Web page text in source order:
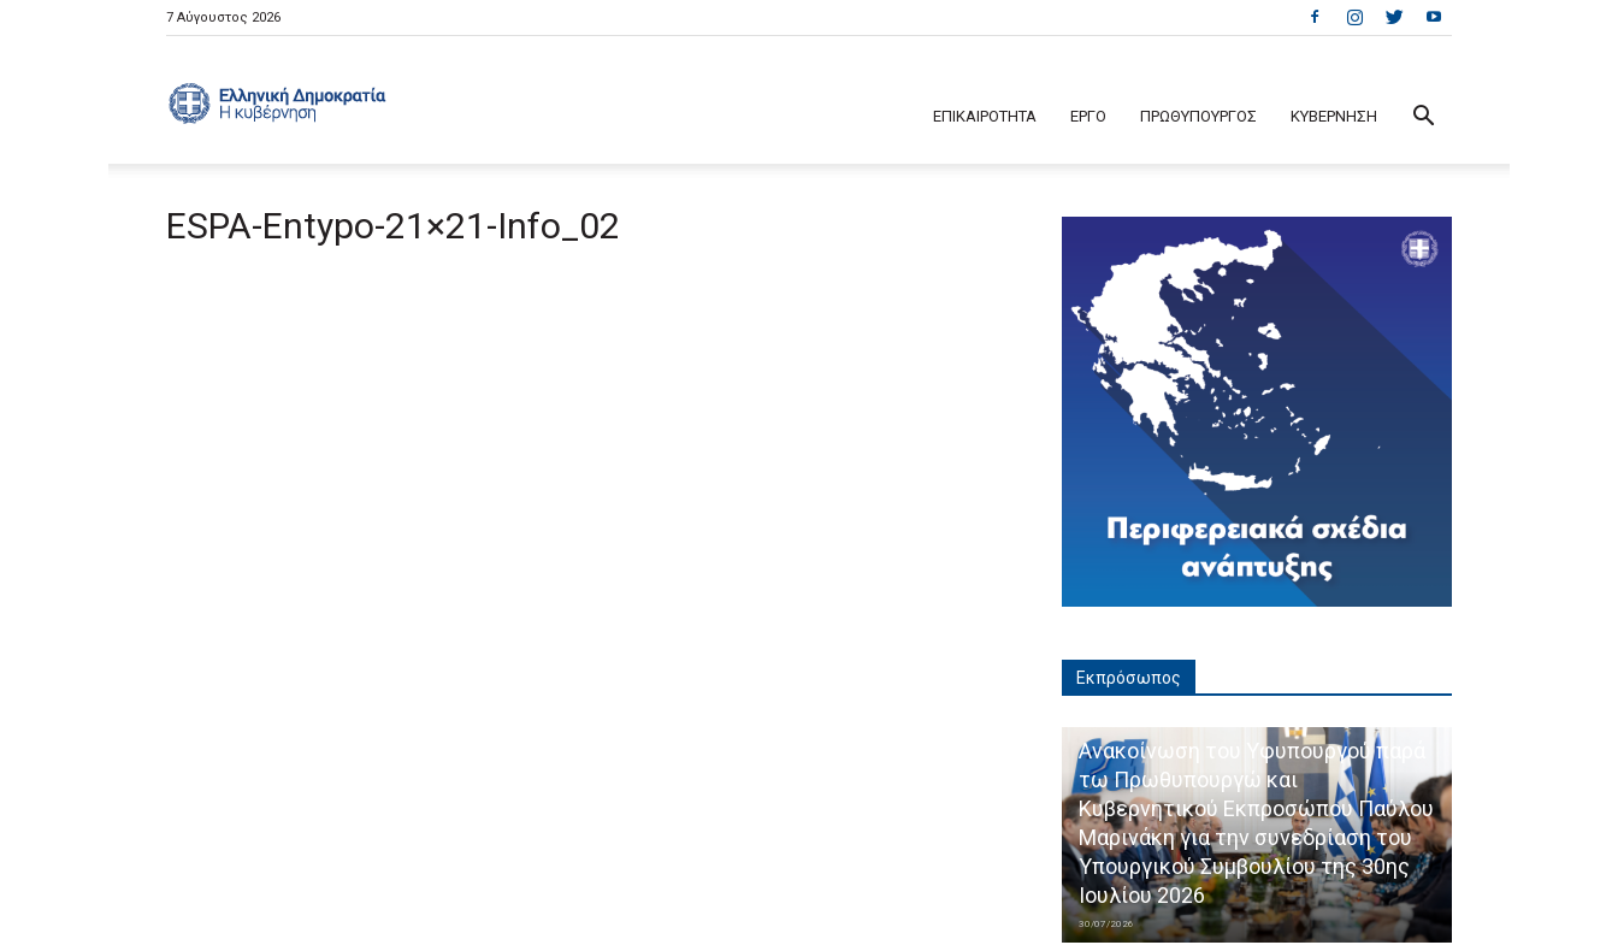
7 Αύγουστος 2026
Κυβέρνηση
ΕΠΙΚΑΙΡΟΤΗΤΑ ΕΡΓΟ ΠΡΩΘΥΠΟΥΡΓΟΣ ΚΥΒΕΡΝΗΣΗ
ESPA-Entypo-21×21-Info_02
Εκπρόσωπος
Ανακοίνωση του Υφυπουργού παρά
τω Πρωθυπουργώ και
Κυβερνητικού Εκπροσώπου Παύλου
Μαρινάκη για την συνεδρίαση του
Υπουργικού Συμβουλίου της 30ης
Ιουλίου 2026
30/07/2026